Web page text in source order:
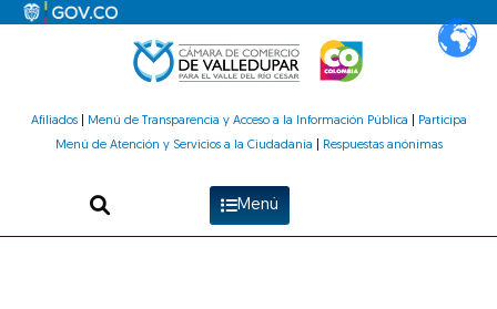
Afiliados| Menú de Transparencia y Acceso a la Información Pública
Participa
Menú de Atención y Servicios a la Ciudadanía
Respuestas anónimas
Menú